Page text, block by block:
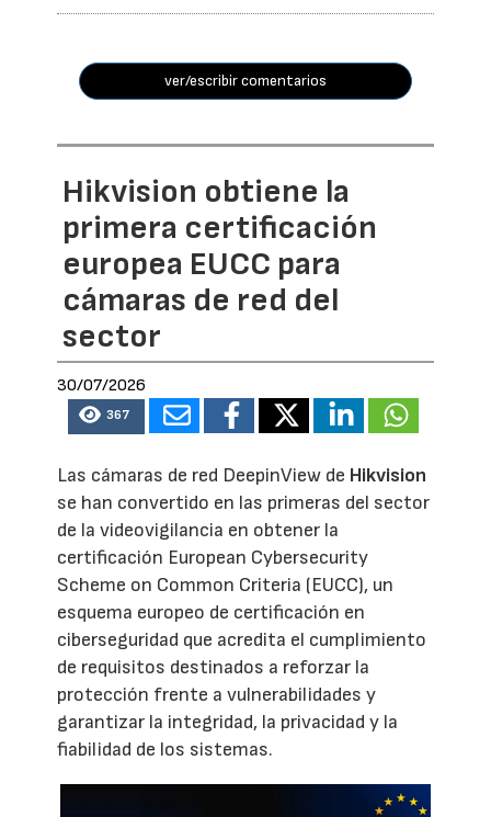
ver/escribir comentarios
Hikvision obtiene la
primera certificación
europea EUCC para
cámaras de red del
sector
30/07/2026
367
Las cámaras de red DeepinView de Hikvision
se han convertido en las primeras del sector
de la videovigilancia en obtener la
certificación European Cybersecurity
Scheme on Common Criteria (EUCC), un
esquema europeo de certificación en
ciberseguridad que acredita el cumplimiento
de requisitos destinados a reforzar la
protección frente a vulnerabilidades y
garantizar la integridad, la privacidad y la
fiabilidad de los sistemas.